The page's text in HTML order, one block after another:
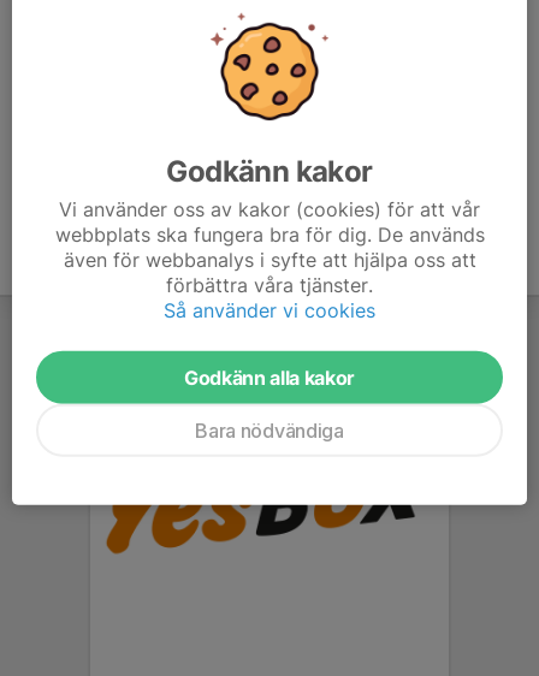
Godkänn kakor
Vi använder oss av kakor (cookies) för att vår
webbplats ska fungera bra för dig. De används
även för webbanalys i syfte att hjälpa oss att
förbättra våra tjänster.
Så använder vi cookies
Godkänn alla kakor
Bara nödvändiga